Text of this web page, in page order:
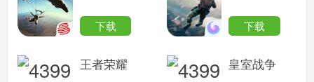
下载 下载
王者荣耀 皇室战争